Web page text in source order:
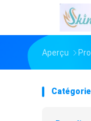
Aperçu